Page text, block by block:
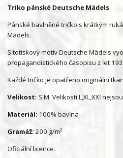
Triko pánské Deutsche Mädels
Pánské bavlněné tričko s krátkým
Mädels.
Sítotiskový motiv Deutsche Mädels
propagandistického časopisu z let
Každé tričko je opatřeno originální
Velikost: S,M. Velikosti L,XL,XXl
Materiál: 100% bavlna
Gramáž: 200 g/m²
Oficiální licence.